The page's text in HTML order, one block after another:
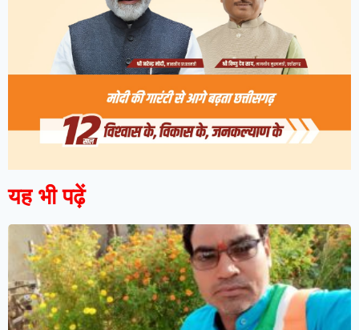
यह भी पढ़ें